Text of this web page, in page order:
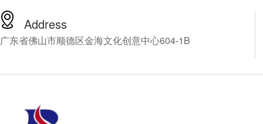
Address
广东省佛山市顺德区金海文化创意中心604-1B